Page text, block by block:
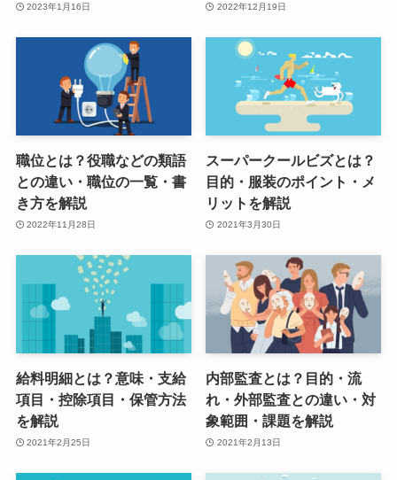
2023年1月16日 2022年12月19日
職位とは？役職などの類語
との違い・職位の一覧・書
き方を解説
2022年11月28日
スーパークールビズとは？
目的・服装のポイント・メ
リットを解説
2021年3月30日
給料明細とは？意味・支給
項目・控除項目・保管方法
を解説
2021年2月25日
内部監査とは？目的・流
れ・外部監査との違い・対
象範囲・課題を解説
2021年2月13日